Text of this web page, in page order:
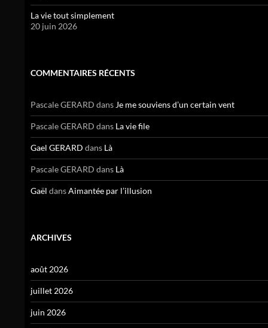
La vie tout simplement
20 juin 2026
COMMENTAIRES RÉCENTS
Pascale GERARD dans Je me souviens d’un certain vent
Pascale GERARD dans La vie file
Gael GERARD dans Là
Pascale GERARD dans Là
Gaël dansAimantée par l’illusion
ARCHIVES
août 2026
juillet 2026
juin 2026